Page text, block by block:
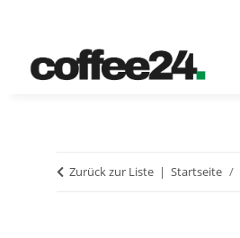
Zurück zur Liste Startseite